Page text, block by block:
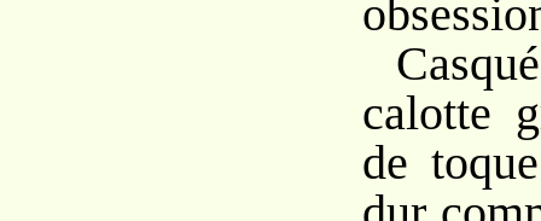
calotte
de